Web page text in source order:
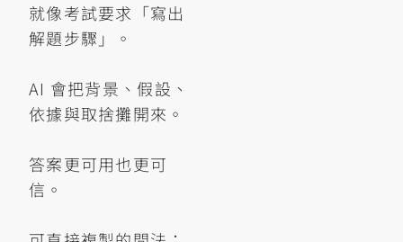
就像考試要求「寫出
解題步驟」。
AI 會把背景、假設、
依據與取捨攤開來。
答案更可用也更可
信。